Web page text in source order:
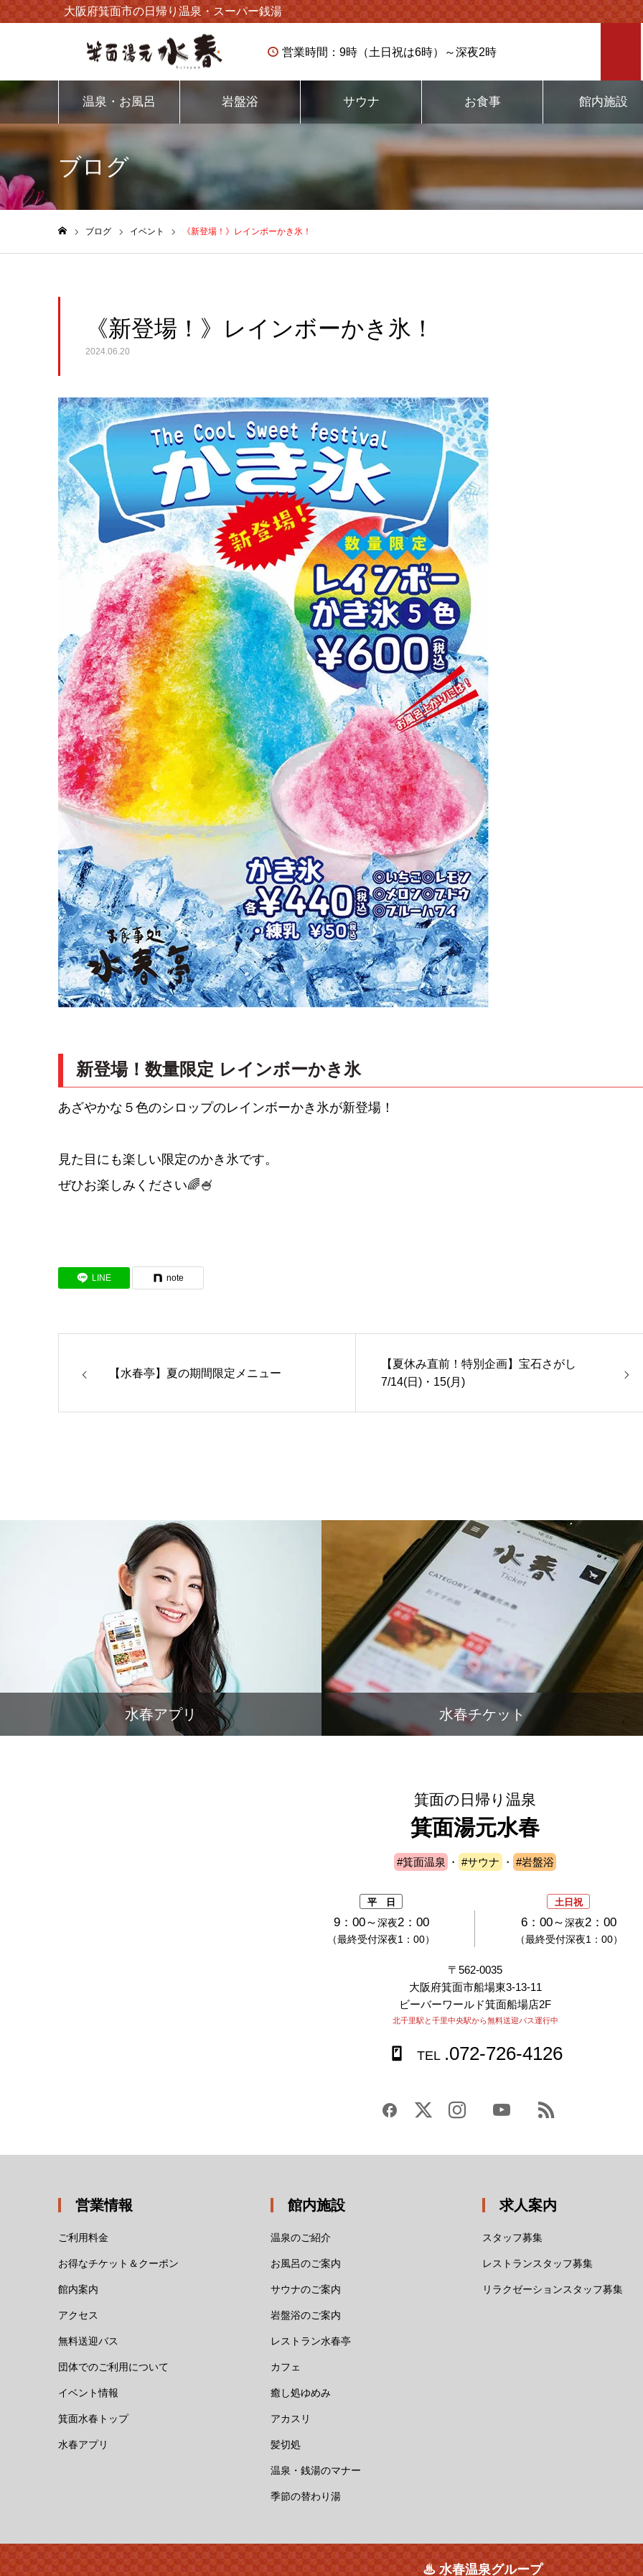
大阪府箕面市の日帰り温泉・スーパー銭湯
営業時間：9時（土日祝は6時）～深夜2時
温泉・お風呂 岩盤浴 サウナ お食事 館内施設
ブログ
ブログ イベント 《新登場！》レインボーかき氷！
《新登場！》レインボーかき氷！
2024.06.20
新登場！数量限定 レインボーかき氷
あざやかな５色のシロップのレインボーかき氷が新登場！
見た目にも楽しい限定のかき氷です。
ぜひお楽しみください🌈🍧
LINE note
【水春亭】夏の期間限定メニュー
【夏休み直前！特別企画】宝石さがし
7/14(日)・15(月)
水春アプリ 水春チケット
箕面の日帰り温泉
箕面湯元水春
#箕面温泉 ・ #サウナ ・ #岩盤浴
平 日 土日祝
9：00～ 深夜2：00
（最終受付深夜1：00）
6：00～ 深夜2：00
（最終受付深夜1：00）
〒562-0035
大阪府箕面市船場東3-13-11
ビーバーワールド箕面船場店2F
北千里駅と千里中央駅から無料送迎バス運行中
TEL .072-726-4126
営業情報
ご利用料金
お得なチケット＆クーポン
館内案内
アクセス
無料送迎バス
団体でのご利用について
イベント情報
箕面水春トップ
水春アプリ
館内施設
温泉のご紹介
お風呂のご案内
サウナのご案内
岩盤浴のご案内
レストラン水春亭
カフェ
癒し処ゆめみ
アカスリ
髪切処
温泉・銭湯のマナー
季節の替わり湯
求人案内
スタッフ募集
レストランスタッフ募集
リラクゼーションスタッフ募集
♨ 水春温泉グループ